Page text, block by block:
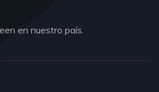
en nuestro país.